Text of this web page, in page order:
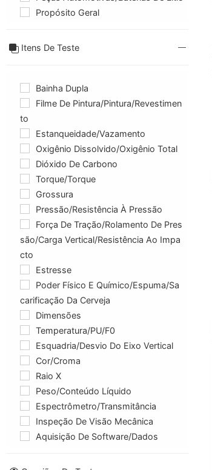
Propósito Geral
Itens De Teste
Bainha Dupla
Filme De Pintura/pintura/revestimen
To
Estanqueidade/Vazamento
Oxigênio Dissolvido/oxigênio Total
Dióxido De Carbono
Torque/Torque
Grossura
Pressão/resistência À Pressão
Força De Tração/rolamento De Pres
São/carga Vertical/resistência Ao Impa
Cto
Estresse
Poder Físico E Químico/espuma/sa
Carificação Da Cerveja
Dimensões
Temperatura/PU/F0
Esquadria/desvio Do Eixo Vertical
Cor/croma
Raio X
Peso/conteúdo Líquido
Espectrômetro/Transmitância
Inspeção De Visão Mecânica
Aquisição De Software/dados